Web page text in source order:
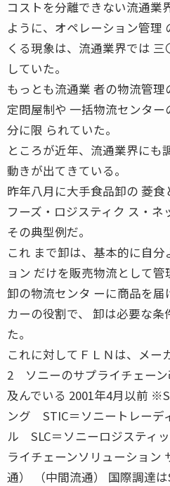
コストを分離できない流通業
ように、オペレーション管理
くる現象は、流通業界では
していた。
もっとも流通業 者の物流管
定問屋制や 一括物流センタ
分に限 られていた。
ところが近年、流通業界にも
動きが出てきている。
昨年八月に大手食品卸の 菱
フーズ・ロジスティク ス・ネ
その典型例だ。
これ まで卸は、基本的に自
ョン だけを販売物流として管
卸の物流センタ ーに商品を
カーの役割で、 卸は必要な
た。
これに対してＦＬＮは、メー
2 ソニーのサプライチェーン
及んでいる 2001年4月以前
ング STIC＝ソニートレーデ
ル SLC＝ソニーロジスティ
ライチェーンソリューション
通） （中間流通） 国際調達